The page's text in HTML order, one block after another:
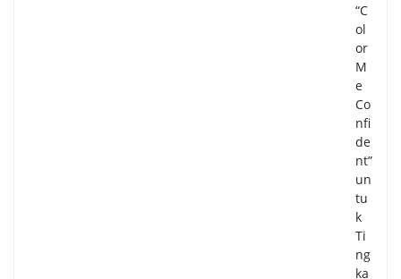
“C
ol
or
M
e
Co
nfi
de
nt”
un
tu
k
Ti
ng
ka